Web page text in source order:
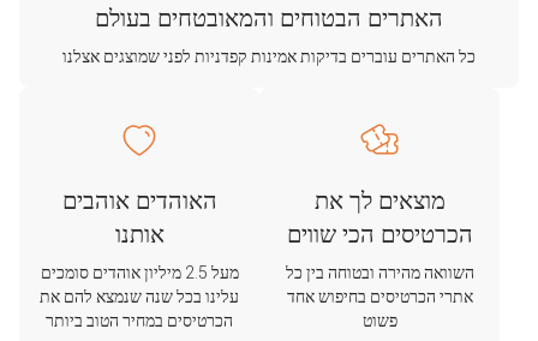
האתרים הבטוחים והמאובטחים בעולם
כל האתרים עוברים בדיקות אמינות קפדניות לפני שמוצגים אצלנו
מוצאים לך את
הכרטיסים הכי שווים
השוואה מהירה ובטוחה בין כל
אתרי הכרטיסים בחיפוש אחד
פשוט
האוהדים אוהבים
אותנו
מעל 2.5 מיליון אוהדים סומכים
עלינו בכל שנה שנמצא להם את
הכרטיסים במחיר הטוב ביותר